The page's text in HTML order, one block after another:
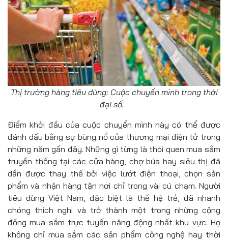
Thị trường hàng tiêu dùng: Cuộc chuyển mình trong thời
đại số.
Điểm khởi đầu của cuộc chuyển mình này có thể được
đánh dấu bằng sự bùng nổ của thương mại điện tử trong
những năm gần đây. Những gì từng là thói quen mua sắm
truyền thống tại các cửa hàng, chợ búa hay siêu thị đã
dần được thay thế bởi việc lướt điện thoại, chọn sản
phẩm và nhận hàng tận nơi chỉ trong vài cú chạm. Người
tiêu dùng Việt Nam, đặc biệt là thế hệ trẻ, đã nhanh
chóng thích nghi và trở thành một trong những cộng
đồng mua sắm trực tuyến năng động nhất khu vực. Họ
không chỉ mua sắm các sản phẩm công nghệ hay thời